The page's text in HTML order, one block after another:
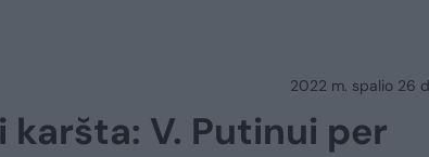
2022 m. spalio 26
V. Putinui per